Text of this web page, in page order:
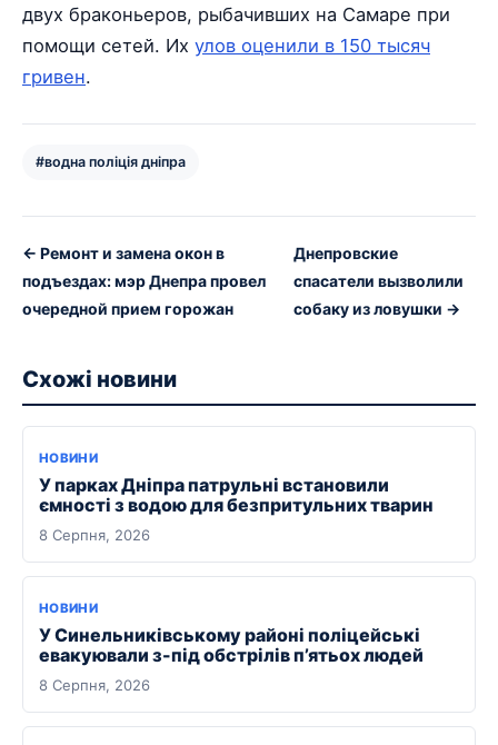
двух браконьеров, рыбачивших на Самаре при
помощи сетей. Их улов оценили в 150 тысяч
гривен.
#водна поліція дніпра
← Ремонт и замена окон в
подъездах: мэр Днепра провел
очередной прием горожан
Днепровские
спасатели вызволили
собаку из ловушки →
Схожі новини
НОВИНИ
У парках Дніпра патрульні встановили
ємності з водою для безпритульних тварин
8 Серпня, 2026
НОВИНИ
У Синельниківському районі поліцейські
евакуювали з-під обстрілів п’ятьох людей
8 Серпня, 2026